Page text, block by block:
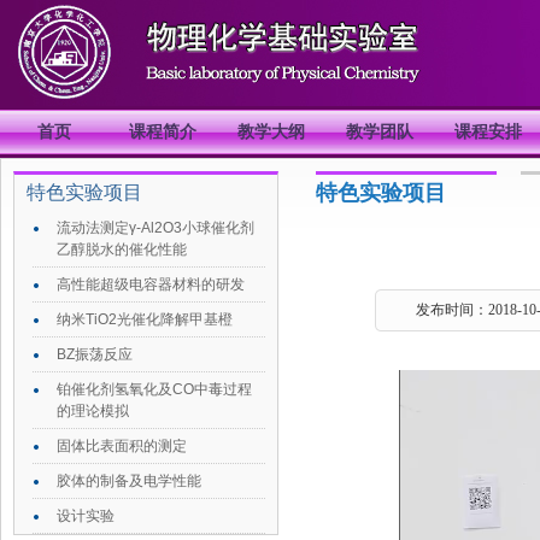
首页 课程简介 教学大纲 教学团队 课程安排
特色实验项目
流动法测定γ-Al2O3小球催化剂
乙醇脱水的催化性能
高性能超级电容器材料的研发
纳米TiO2光催化降解甲基橙
BZ振荡反应
铂催化剂氢氧化及CO中毒过程
的理论模拟
固体比表面积的测定
胶体的制备及电学性能
设计实验
特色实验项目
发布时间：2018-